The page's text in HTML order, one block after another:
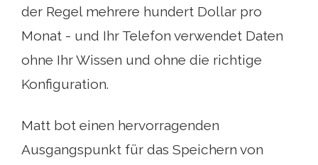
der Regel mehrere hundert Dollar pro
Monat - und Ihr Telefon verwendet Daten
ohne Ihr Wissen und ohne die richtige
Konfiguration.
Matt bot einen hervorragenden
Ausgangspunkt für das Speichern von